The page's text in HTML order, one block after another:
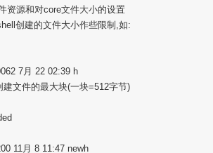
资源和对core文件大小的设置
创建的文件大小作些限制,如:
7月 22 02:39 h
文件的最大块(一块=512字节)
11月 8 11:47 newh